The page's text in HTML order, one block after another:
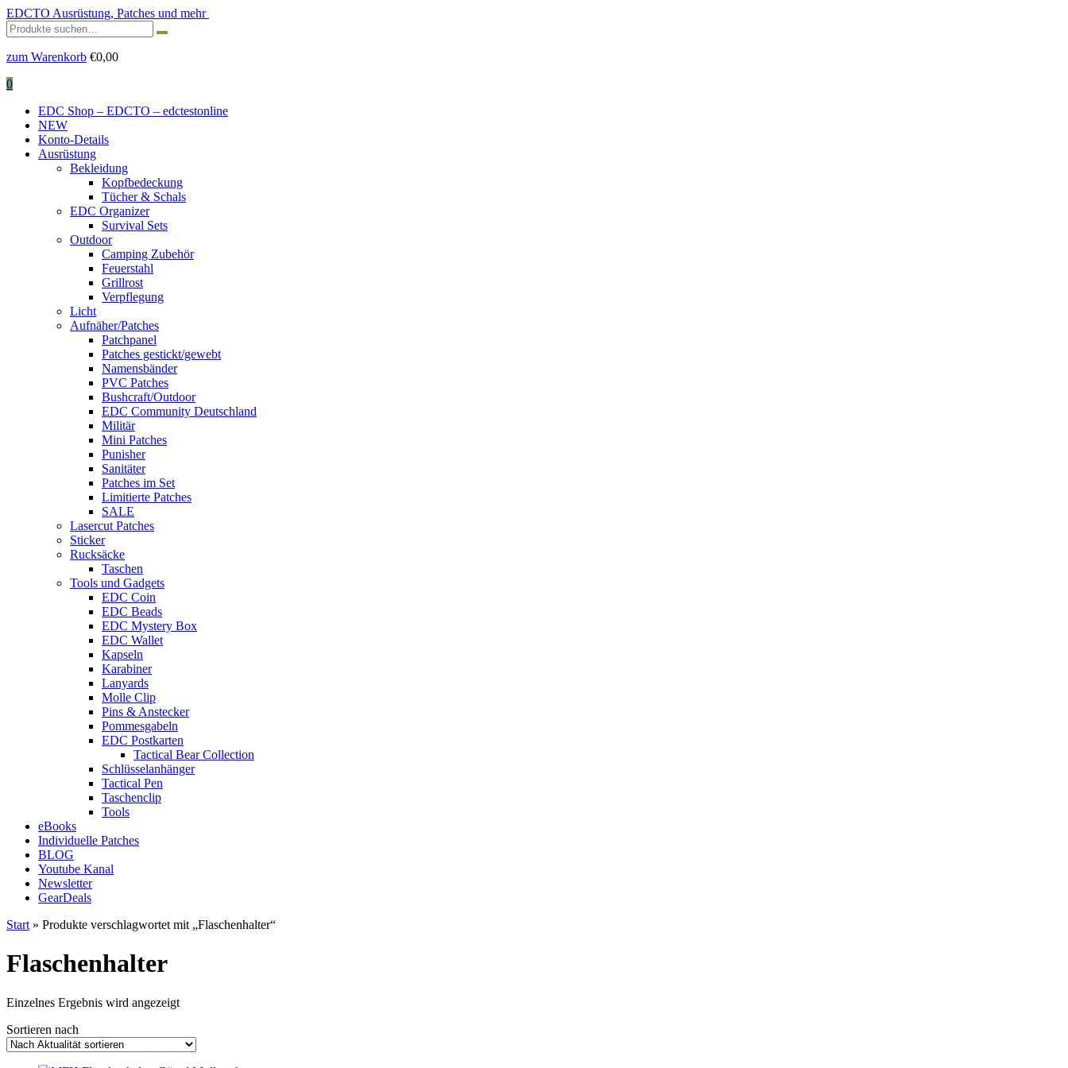
EDCTO Ausrüstung, Patches und mehr
Suchen
nach:
zum Warenkorb €0,00
0
EDC Shop – EDCTO – edctestonline
NEW
Konto-Details
Ausrüstung
Bekleidung
Kopfbedeckung
Tücher & Schals
EDC Organizer
Survival Sets
Outdoor
Camping Zubehör
Feuerstahl
Grillrost
Verpflegung
Licht
Aufnäher/Patches
Patchpanel
Patches gestickt/gewebt
Namensbänder
PVC Patches
Bushcraft/Outdoor
EDC Community Deutschland
Militär
Mini Patches
Punisher
Sanitäter
Patches im Set
Limitierte Patches
SALE
Lasercut Patches
Sticker
Rucksäcke
Taschen
Tools und Gadgets
EDC Coin
EDC Beads
EDC Mystery Box
EDC Wallet
Kapseln
Karabiner
Lanyards
Molle Clip
Pins & Anstecker
Pommesgabeln
EDC Postkarten
Tactical Bear Collection
Schlüsselanhänger
Tactical Pen
Taschenclip
Tools
eBooks
Individuelle Patches
BLOG
Youtube Kanal
Newsletter
GearDeals
Start » Produkte verschlagwortet mit „Flaschenhalter“
Flaschenhalter
Einzelnes Ergebnis wird angezeigt
Sortieren nach